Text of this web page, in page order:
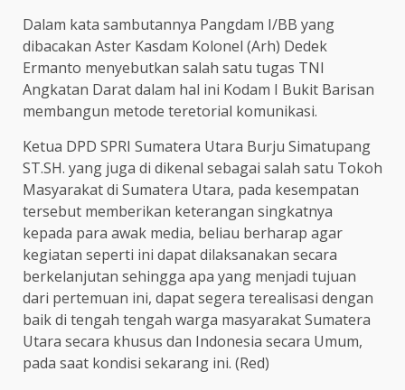
Dalam kata sambutannya Pangdam I/BB yang
dibacakan Aster Kasdam Kolonel (Arh) Dedek
Ermanto menyebutkan salah satu tugas TNI
Angkatan Darat dalam hal ini Kodam I Bukit Barisan
membangun metode teretorial komunikasi.
Ketua DPD SPRI Sumatera Utara Burju Simatupang
ST.SH. yang juga di dikenal sebagai salah satu Tokoh
Masyarakat di Sumatera Utara, pada kesempatan
tersebut memberikan keterangan singkatnya
kepada para awak media, beliau berharap agar
kegiatan seperti ini dapat dilaksanakan secara
berkelanjutan sehingga apa yang menjadi tujuan
dari pertemuan ini, dapat segera terealisasi dengan
baik di tengah tengah warga masyarakat Sumatera
Utara secara khusus dan Indonesia secara Umum,
pada saat kondisi sekarang ini. (Red)